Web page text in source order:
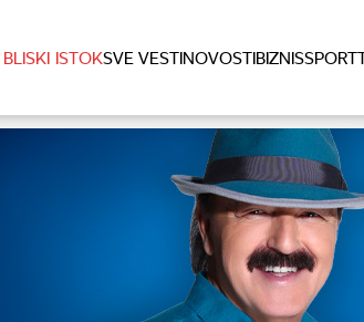
BLISKI ISTOKSVE VESTINOVOSTIBIZNISSPORT